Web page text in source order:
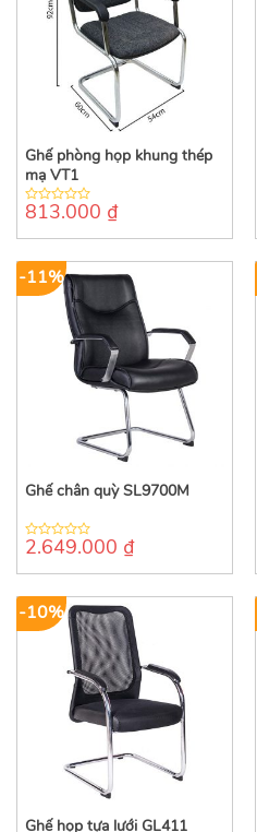
Ghế phòng họp khung thép
mạ VT1
0
of
813.000 ₫
-11%
Ghế chân quỳ SL9700M
0
of
2.649.000 ₫
-10%
Ghế họp tựa lưới GL411